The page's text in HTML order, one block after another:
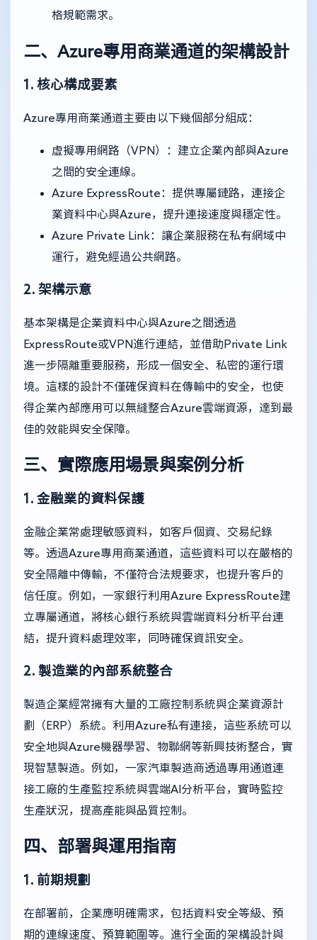
格規範需求。
二、Azure專用商業通道的架構設計
1. 核心構成要素
Azure專用商業通道主要由以下幾個部分組成：
虛擬專用網路（VPN）：建立企業內部與Azure
之間的安全連線。
Azure ExpressRoute：提供專屬鏈路，連接企
業資料中心與Azure，提升連接速度與穩定性。
Azure Private Link：讓企業服務在私有網域中
運行，避免經過公共網路。
2. 架構示意
基本架構是企業資料中心與Azure之間透過
ExpressRoute或VPN進行連結，並借助Private Link
進一步隔離重要服務，形成一個安全、私密的運行環
境。這樣的設計不僅確保資料在傳輸中的安全，也使
得企業內部應用可以無縫整合Azure雲端資源，達到最
佳的效能與安全保障。
三、實際應用場景與案例分析
1. 金融業的資料保護
金融企業常處理敏感資料，如客戶個資、交易紀錄
等。透過Azure專用商業通道，這些資料可以在嚴格的
安全隔離中傳輸，不僅符合法規要求，也提升客戶的
信任度。例如，一家銀行利用Azure ExpressRoute建
立專屬通道，將核心銀行系統與雲端資料分析平台連
結，提升資料處理效率，同時確保資訊安全。
2. 製造業的內部系統整合
製造企業經常擁有大量的工廠控制系統與企業資源計
劃（ERP）系統。利用Azure私有連接，這些系統可以
安全地與Azure機器學習、物聯網等新興技術整合，實
現智慧製造。例如，一家汽車製造商透過專用通道連
接工廠的生產監控系統與雲端AI分析平台，實時監控
生產狀況，提高產能與品質控制。
四、部署與運用指南
1. 前期規劃
在部署前，企業應明確需求，包括資料安全等級、預
期的連線速度、預算範圍等。進行全面的架構設計與